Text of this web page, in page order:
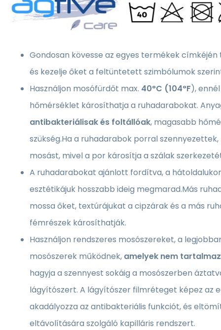
Gondosan kövesse az egyes termékek
és kezelje őket a feltüntetett szimbólumok
Használjon mosófürdőt max. 40°C (104°F),
hőmérséklet károsíthatja a ruhadarabokat.
antibakteriálisak és foltállóak, magasabb
szükség.Ha a ruhadarabok porral szennyezettek,
mosást, mivel a por károsítja a szálak
A ruhadarabokat ajánlott fordítva, a
esztétikájuk hosszabb ideig megmarad.Más
mossa őket, textúrájukat a cipzárak és a más
fémrészek károsíthatják.
Használjon rendszeres mosószereket, a
mosószerek működnek, amelyek nem
hagyja a szennyest sokáig a mosószerben
lágyítószert. A lágyítószer filmréteget képez az
akadályozza az antibakteriális funkciót, és
eltávolítására szolgáló kapilláris rendszert.